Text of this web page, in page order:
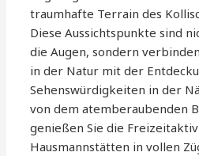
traumhafte Terrain des
Diese Aussichtspunkte sind
die Augen, sondern
in der Natur mit der
Sehenswürdigkeiten in der
von dem atemberaubenden
genießen Sie die
Hausmannstätten in vollen